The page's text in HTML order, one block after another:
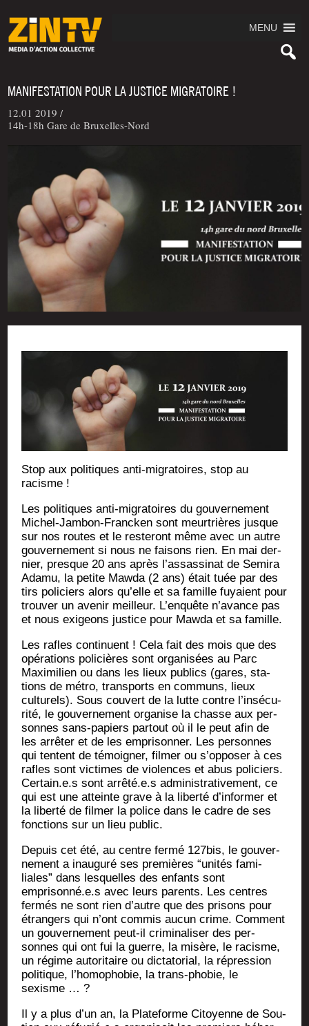
MENU
MANIFESTATION POUR LA JUSTICE MIGRATOIRE !
12.01 2019 /
14h-18h Gare de Bruxelles-Nord
Stop aux poli­tiques anti-migra­toires, stop au
racisme !
Les poli­tiques anti-migra­toires du gou­ver­ne­ment
Michel-Jam­bon-Fran­cken sont meur­trières jusque
sur nos routes et le res­te­ront même avec un autre
gou­ver­ne­ment si nous ne fai­sons rien. En mai der­
nier, presque 20 ans après l’assassinat de Semi­ra
Ada­mu, la petite Maw­da (2 ans) était tuée par des
tirs poli­ciers alors qu’elle et sa famille fuyaient pour
trou­ver un ave­nir meilleur. L’enquête n’avance pas
et nous exi­geons jus­tice pour Maw­da et sa famille.
Les rafles conti­nuent ! Cela fait des mois que des
opé­ra­tions poli­cières sont orga­ni­sées au Parc
Maxi­mi­lien ou dans les lieux publics (gares, sta­
tions de métro, trans­ports en com­muns, lieux
cultu­rels). Sous cou­vert de la lutte contre l’in­sé­cu­
ri­té, le gou­ver­ne­ment orga­nise la chasse aux per­
sonnes sans-papiers par­tout où il le peut afin de
les arrê­ter et de les empri­son­ner. Les per­sonnes
qui tentent de témoi­gner, fil­mer ou s’opposer à ces
rafles sont vic­times de vio­lences et abus poli­ciers.
Certain.e.s sont arrêté.e.s admi­nis­tra­ti­ve­ment, ce
qui est une atteinte grave à la liber­té d’informer et
la liber­té de fil­mer la police dans le cadre de ses
fonc­tions sur un lieu public.
Depuis cet été, au centre fer­mé 127bis, le gou­ver­
ne­ment a inau­gu­ré ses pre­mières “uni­tés fami­
liales” dans les­quelles des enfants sont
emprisonné.e.s avec leurs parents. Les centres
fer­més ne sont rien d’autre que des pri­sons pour
étran­gers qui n’ont com­mis aucun crime. Com­ment
un gou­ver­ne­ment peut-il cri­mi­na­li­ser des per­
sonnes qui ont fui la guerre, la misère, le racisme,
un régime auto­ri­taire ou dic­ta­to­rial, la répres­sion
poli­tique, l’homophobie, la trans-pho­bie, le
sexisme … ?
Il y a plus d’un an, la Pla­te­forme Citoyenne de Sou­